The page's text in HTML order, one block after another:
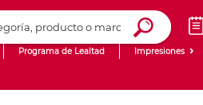
Programa de Lealtad Impresiones